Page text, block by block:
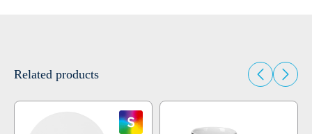
Related products